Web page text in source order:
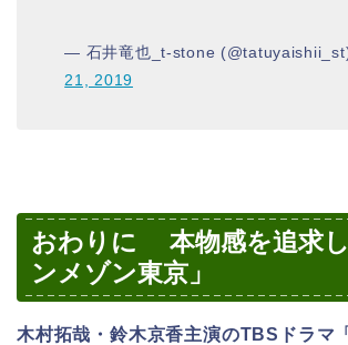
— 石井竜也_t-stone
21, 2019
おわりに 本物感を追求
ンメゾン東京」
木村拓哉・鈴木京香主演のTBSドラマ